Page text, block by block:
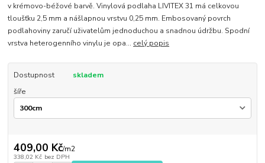
v krémovo-béžové barvě. Vinylová podlaha LIVITEX 31 má celkovou
tloušťku 2,5 mm a nášlapnou vrstvu 0,25 mm. Embosovaný povrch
podlahoviny zaručí uživatelům jednoduchou a snadnou údržbu. Spodní
vrstva heterogenního vinylu je opa... celý popis
Dostupnost
skladem
šíře
409,00 Kč/m2
338,02 Kč bez DPH